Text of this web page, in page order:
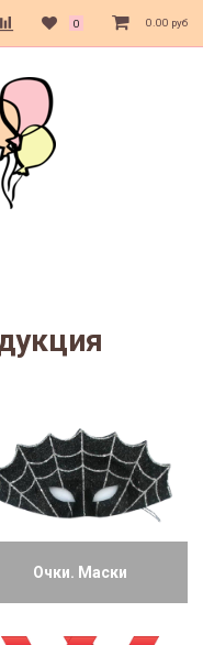
0 0.00 руб
Очки. Маски